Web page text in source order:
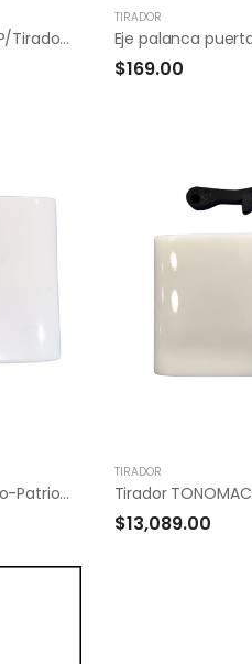
Tirador Soporte Leva Sola Chica P/Tirador Drean=
TIRADOR
$169.00
Tirador estetica sola Drean nuevo-Patriot-
TIRADOR
Tirador
$13,089.00